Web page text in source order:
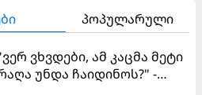
პოპულარული
ვხვდები, ამ კაცმა მეტი
უნდა ჩაიდინოს?" -